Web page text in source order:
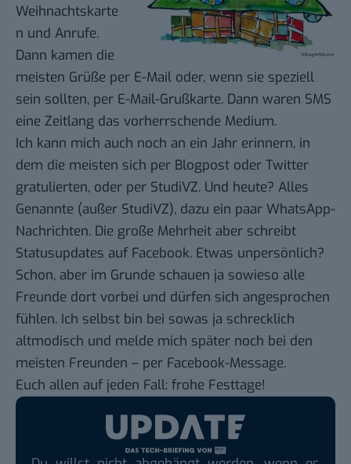
Weihnachtskarte
n und Anrufe.
Dann kamen die
meisten Grüße per E-Mail oder, wenn sie speziell
sein sollten, per E-Mail-Grußkarte. Dann waren SMS
eine Zeitlang das vorherrschende Medium.
Ich kann mich auch noch an ein Jahr erinnern, in
dem die meisten sich per Blogpost oder Twitter
gratulierten, oder per StudiVZ. Und heute? Alles
Genannte (außer StudiVZ), dazu ein paar WhatsApp-
Nachrichten. Die große Mehrheit aber schreibt
Statusupdates auf Facebook. Etwas unpersönlich?
Schon, aber im Grunde schauen ja sowieso alle
Freunde dort vorbei und dürfen sich angesprochen
fühlen. Ich selbst bin bei sowas ja schrecklich
altmodisch und melde mich später noch bei den
meisten Freunden – per Facebook-Message.
Euch allen auf jeden Fall: frohe Festtage!